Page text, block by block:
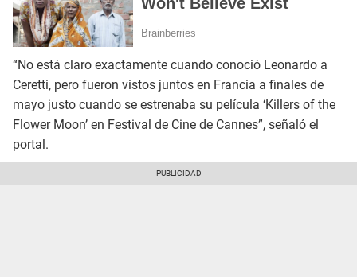
“No está claro exactamente cuando conoció Leonardo a
Ceretti, pero fueron vistos juntos en Francia a finales de
mayo justo cuando se estrenaba su película ‘Killers of the
Flower Moon’ en Festival de Cine de Cannes”, señaló el
portal.